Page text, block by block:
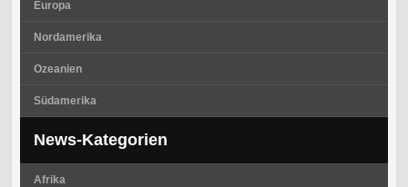
Europa
Nordamerika
Ozeanien
Südamerika
News-Kategorien
Afrika